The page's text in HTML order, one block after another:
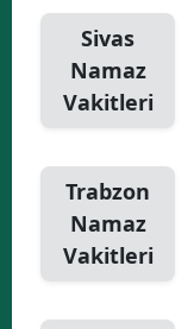
Sivas
Namaz
Vakitleri
Trabzon
Namaz
Vakitleri